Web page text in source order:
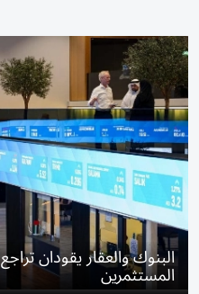
البنوك والعقار يقودان
المستثمرين